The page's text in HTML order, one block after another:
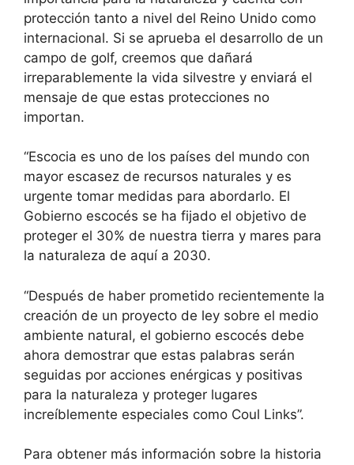
protección tanto a nivel del Reino Unido como
internacional. Si se aprueba el desarrollo de un
campo de golf, creemos que dañará
irreparablemente la vida silvestre y enviará el
mensaje de que estas protecciones no
importan.
“Escocia es uno de los países del mundo con
mayor escasez de recursos naturales y es
urgente tomar medidas para abordarlo. El
Gobierno escocés se ha fijado el objetivo de
proteger el 30% de nuestra tierra y mares para
la naturaleza de aquí a 2030.
“Después de haber prometido recientemente la
creación de un proyecto de ley sobre el medio
ambiente natural, el gobierno escocés debe
ahora demostrar que estas palabras serán
seguidas por acciones enérgicas y positivas
para la naturaleza y proteger lugares
increíblemente especiales como Coul Links”.
Para obtener más información sobre la historia